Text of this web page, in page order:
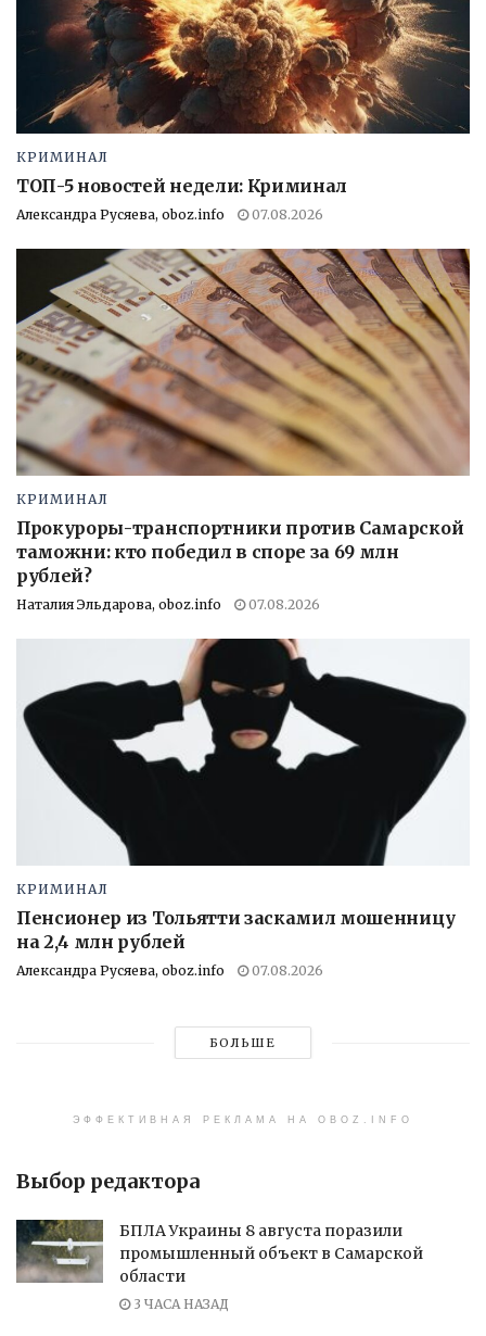
КРИМИНАЛ
ТОП-5 новостей недели: Криминал
Александра Русяева, oboz.info 07.08.2026
КРИМИНАЛ
Прокуроры-транспортники против Самарской
таможни: кто победил в споре за 69 млн
рублей?
Наталия Эльдарова, oboz.info 07.08.2026
КРИМИНАЛ
Пенсионер из Тольятти заскамил мошенницу
на 2,4 млн рублей
Александра Русяева, oboz.info 07.08.2026
БОЛЬШЕ
ЭФФЕКТИВНАЯ РЕКЛАМА НА OBOZ.INFO
Выбор редактора
БПЛА Украины 8 августа поразили
промышленный объект в Самарской
области
3 ЧАСА НАЗАД